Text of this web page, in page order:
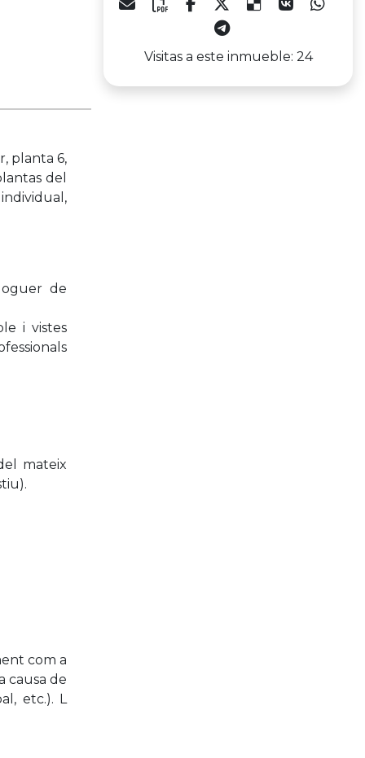
planta 6,
del
de
i vistes
mateix
com a
causa de
etc.). L
Visitas a este inmueble: 24